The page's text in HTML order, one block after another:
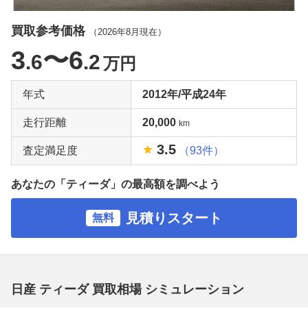
買取参考価格 （ 2026年8月 現在）
3.6〜6.2万円
年式 2012年/平成24年
走行距離 20,000 km
査定満足度 3.5 （93件）
あなたの「ティーダ」の最高額を調べよう
無料 見積りスタート
日産 ティーダ 買取相場 シミュレーション